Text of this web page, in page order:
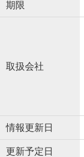
期限
取扱会社
情報更新日
更新予定日